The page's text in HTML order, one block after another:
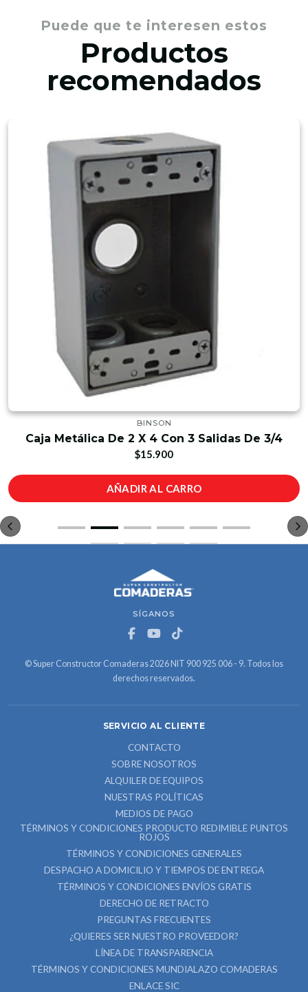
Puede que te interesen estos
Productos
recomendados
BINSON
Caja Metálica De 2 X 4 Con 3 Salidas De 3/4
$15.900
AÑADIR AL CARRO
SÍGANOS
© Super Constructor Comaderas 2026 NIT 900 925 006 - 9. Todos los
derechos reservados.
SERVICIO AL CLIENTE
CONTACTO
SOBRE NOSOTROS
ALQUILER DE EQUIPOS
NUESTRAS POLÍTICAS
MEDIOS DE PAGO
TÉRMINOS Y CONDICIONES PRODUCTO REDIMIBLE PUNTOS
ROJOS
TÉRMINOS Y CONDICIONES GENERALES
DESPACHO A DOMICILIO Y TIEMPOS DE ENTREGA
TÉRMINOS Y CONDICIONES ENVÍOS GRATIS
DERECHO DE RETRACTO
PREGUNTAS FRECUENTES
¿QUIERES SER NUESTRO PROVEEDOR?
LÍNEA DE TRANSPARENCIA
TÉRMINOS Y CONDICIONES MUNDIALAZO COMADERAS
ENLACE SIC